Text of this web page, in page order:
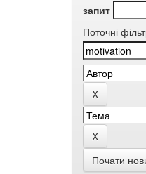
запит
Поточні
Почати